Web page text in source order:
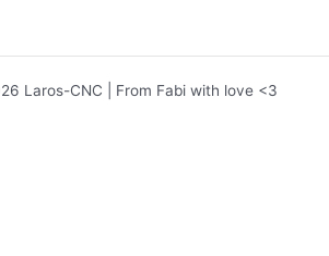
Laros-CNC | From Fabi with love <3